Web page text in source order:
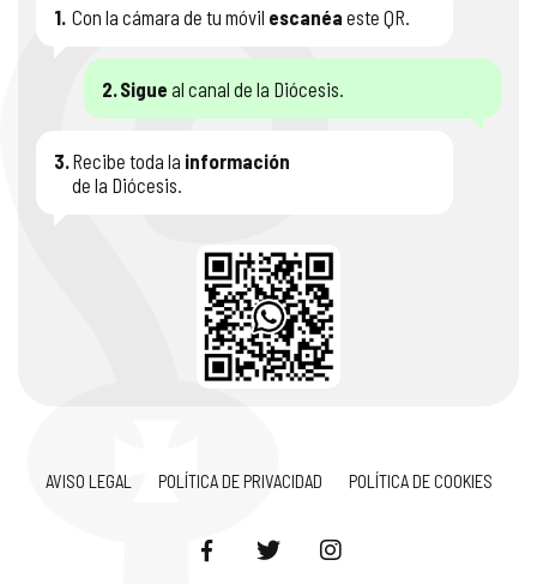
1. Con la cámara de tu móvil escanéa este QR.
2.Sigue al canal de la Diócesis.
3.Recibe toda la información
de la Diócesis.
AVISO LEGAL POLÍTICA DE PRIVACIDAD POLÍTICA DE COOKIES